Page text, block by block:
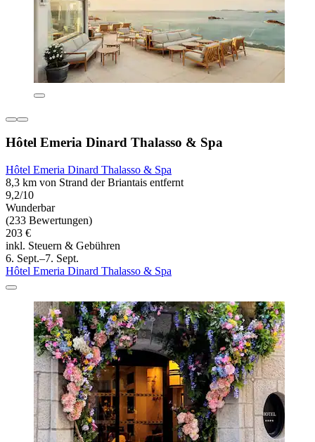
Hôtel Emeria Dinard Thalasso & Spa
Hôtel Emeria Dinard Thalasso & Spa
8,3 km von Strand der Briantais entfernt
9,2/10
Wunderbar
(233 Bewertungen)
203 €
inkl. Steuern & Gebühren
6. Sept.–7. Sept.
Hôtel Emeria Dinard Thalasso & Spa